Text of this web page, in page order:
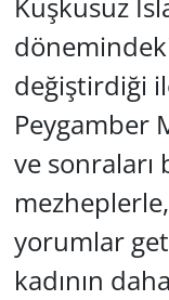
değiştirdiği
Peygamber
ve
yorumlar
kadının